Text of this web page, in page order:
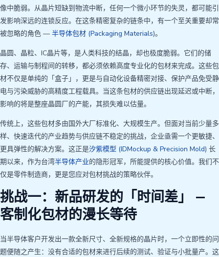
像中脆弱。从晶片短缺到物流中断，任何一个微小环节的失灵，都可能引
发影响深远的连锁反应。在这条精密复杂的链条中，有一个至关重要却常
被忽略的角色 — 半导体包材 (Packaging Materials)。
晶圆、晶粒、IC晶片等，是人类科技的结晶，却也极度脆弱。它们的储
存、运输与制程间的转移，都必须依赖高度专业化的包材来完成。这些包
材不仅是单纯的「盒子」，更是与自动化设备精密对接、保护产品免受静
电与污染威胁的高精度工程载具。当这条包材的供应链出现延迟或中断，
影响的将是整座晶圆厂的产能，其损失难以估量。
传统上，这些包材多由国外大厂标准化、大规模生产。但面对当前少量多
样、快速迭代的产业趋势与供应链不稳定的挑战，企业亟需一个更敏捷、
更具弹性的解决方案。这正是汐紫模型 (IDMockup & Precision Mold) 长
期以来，作为台湾半导体产业的隐形冠军，所能提供的核心价值。我们不
仅是零件制造商，更是您应对包材挑战的策略伙伴。
挑战一：新品研发的「时间差」 —
客制化包材的漫长等待
当半导体客户开发出一款全新尺寸、全新规格的晶片时，一个立即性的问
题便随之产生：没有合适的包材来进行后续的测试、验证与小批量产。这